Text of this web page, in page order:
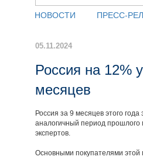
НОВОСТИ ПРЕСС-
05.11.2024
Россия на 12%
месяцев
Россия за 9 месяцев этого
аналогичный период прошлого
экспертов.
Основными покупателями этой